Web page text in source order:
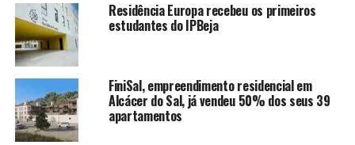
Residência Europa recebeu os primeiros
estudantes do IPBeja
FiniSal, empreendimento residencial em
Alcácer do Sal, já vendeu 50% dos seus 39
apartamentos